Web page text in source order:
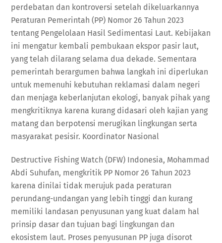
perdebatan dan kontroversi setelah dikeluarkannya
Peraturan Pemerintah (PP) Nomor 26 Tahun 2023
tentang Pengelolaan Hasil Sedimentasi Laut. Kebijakan
ini mengatur kembali pembukaan ekspor pasir laut,
yang telah dilarang selama dua dekade. Sementara
pemerintah berargumen bahwa langkah ini diperlukan
untuk memenuhi kebutuhan reklamasi dalam negeri
dan menjaga keberlanjutan ekologi, banyak pihak yang
mengkritiknya karena kurang didasari oleh kajian yang
matang dan berpotensi merugikan lingkungan serta
masyarakat pesisir. Koordinator Nasional
Destructive Fishing Watch (DFW) Indonesia, Mohammad
Abdi Suhufan, mengkritik PP Nomor 26 Tahun 2023
karena dinilai tidak merujuk pada peraturan
perundang-undangan yang lebih tinggi dan kurang
memiliki landasan penyusunan yang kuat dalam hal
prinsip dasar dan tujuan bagi lingkungan dan
ekosistem laut. Proses penyusunan PP juga disorot